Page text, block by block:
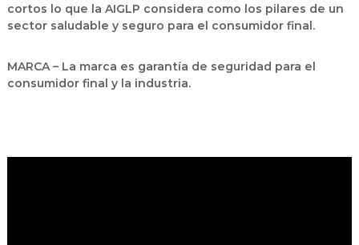
cortos lo que la AIGLP considera como los pilares de un
sector saludable y seguro para el consumidor final.
MARCA – La marca es garantía de seguridad para el
consumidor final y la industria.